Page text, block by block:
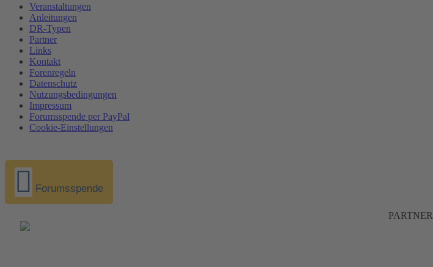
Veranstaltungen
Anleitungen
DR-Typen
Partner
Links
Kontakt
Forenregeln
Datenschutz
Nutzungsbedingungen
Impressum
Forumsspende per PayPal
Cookie-Einstellungen
Forumsspende
PARTNER